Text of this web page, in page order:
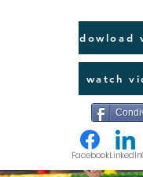
dowload
watch
FacebookLinkedIn